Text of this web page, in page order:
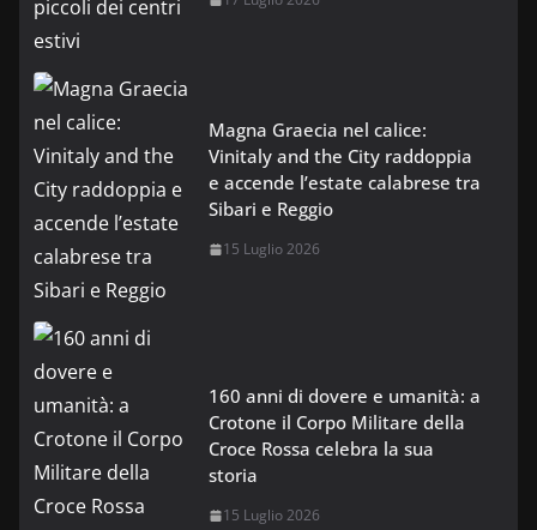
Magna Graecia nel calice:
Vinitaly and the City raddoppia
e accende l’estate calabrese tra
Sibari e Reggio
15 Luglio 2026
160 anni di dovere e umanità: a
Crotone il Corpo Militare della
Croce Rossa celebra la sua
storia
15 Luglio 2026